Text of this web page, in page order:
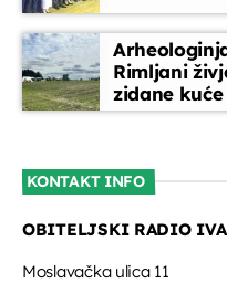
Vijesti
15:00 - 15:30
15:30 - 15:35
Servisne
15:35 - 15:40
Rimljani
zidane
oslikanim
KONTAKT INFO
OBITELJSKI RADIO
Moslavačka ulica 11